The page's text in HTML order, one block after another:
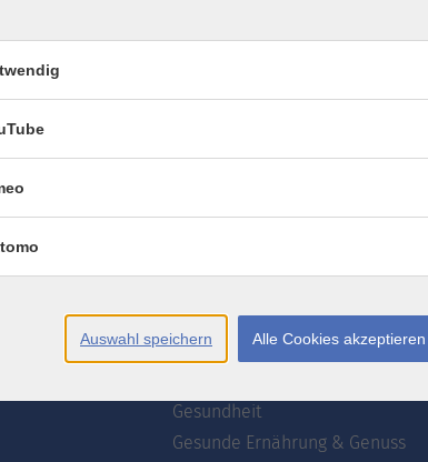
Erklärung zur
Akademie
Kultur
Gesundheit
Gesunde Ernährung & Genuss
Auswahl speichern Alle Cookies